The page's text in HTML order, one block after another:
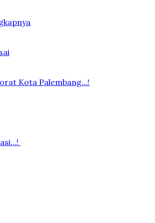
Kota Palembang…!